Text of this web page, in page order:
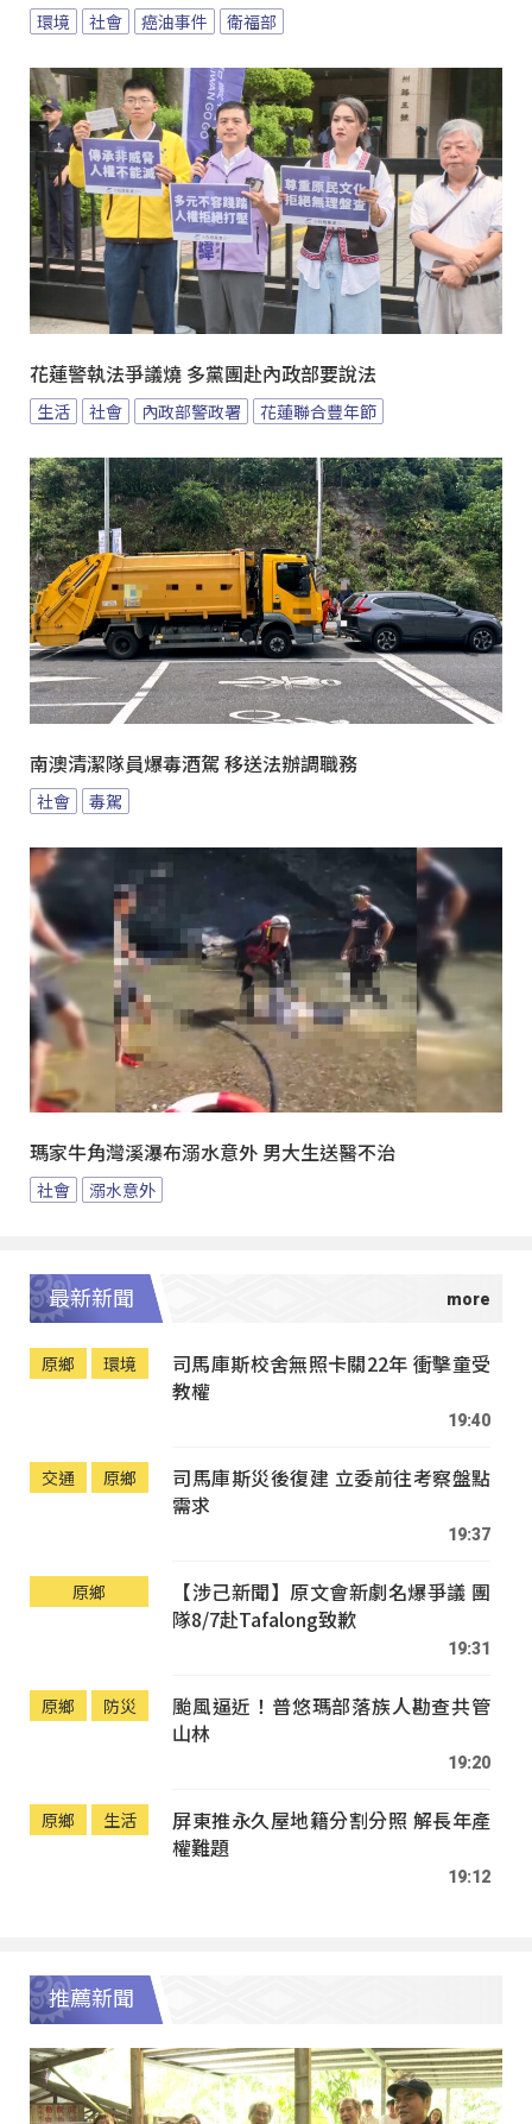
環境 社會 癌油事件 衛福部
花蓮警執法爭議燒 多黨團赴內政部要說法
生活 社會 內政部警政署 花蓮聯合豐年節
南澳清潔隊員爆毒酒駕 移送法辦調職務
社會 毒駕
瑪家牛角灣溪瀑布溺水意外 男大生送醫不治
社會 溺水意外
最新新聞
原鄉 環境
司馬庫斯校舍無照卡關22年 衝擊童受
教權
19:40
交通 原鄉
司馬庫斯災後復建 立委前往考察盤點
需求
19:37
原鄉
【涉己新聞】原文會新劇名爆爭議 團
隊8/7赴Tafalong致歉
19:31
原鄉 防災
颱風逼近！普悠瑪部落族人勘查共管
山林
19:20
原鄉 生活
屏東推永久屋地籍分割分照 解長年產
權難題
19:12
推薦新聞